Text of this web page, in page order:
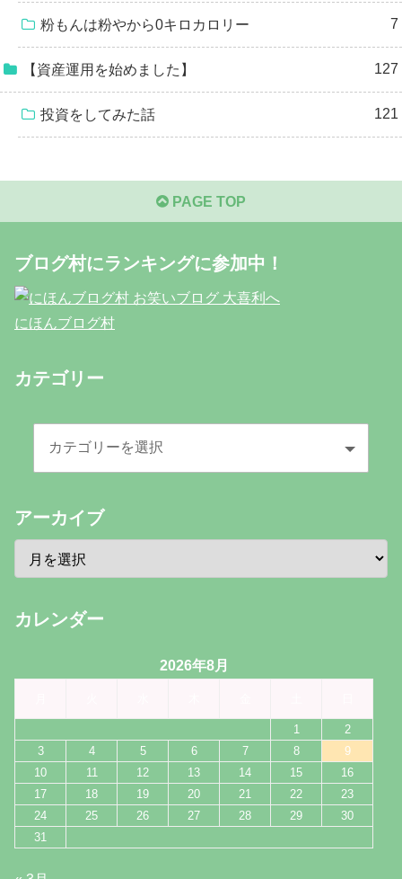
粉もんは粉やから0キロカロリー 7
【資産運用を始めました】 127
投資をしてみた話 121
PAGE TOP
ブログ村にランキングに参加中！
にほんブログ村
カテゴリー
アーカイブ
カレンダー
2026年8月
1
2
3
4 5 6 7 8
9
10
11 12 13 14 15
16
17
18 19 20 21 22
23
24
25 26 27 28 29
30
31